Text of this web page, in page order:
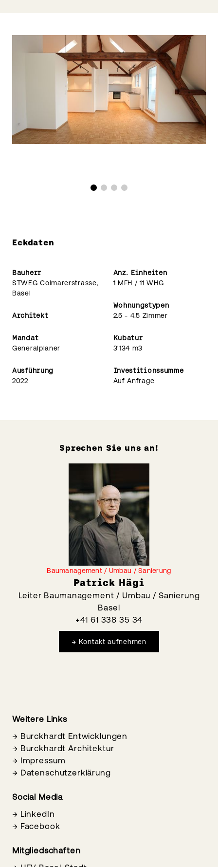
Eckdaten
Bauherr
STWEG Colmarerstrasse,
Basel
Architekt
Mandat
Generalplaner
Ausführung
2022
Anz. Einheiten
1 MFH / 11 WHG
Wohnungstypen
2.5 - 4.5 Zimmer
Kubatur
3'134 m3
Investitionssumme
Auf Anfrage
Sprechen Sie uns an!
Baumanagement / Umbau / Sanierung
Patrick Hägi
Leiter Baumanagement / Umbau / Sanierung
Basel
+41 61 338 35 34
→ Kontakt aufnehmen
Weitere Links
→ Burckhardt Entwicklungen
→ Burckhardt Architektur
→ Impressum
→ Datenschutzerklärung
Social Media
→ LinkedIn
→ Facebook
Mitgliedschaften